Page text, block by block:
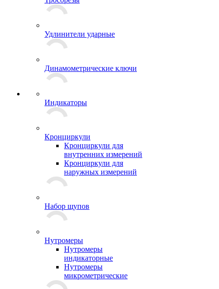
Удлинители ударные
Динамометрические ключи
Индикаторы
Кронциркули
Кронциркули для
внутренних измерений
Кронциркули для
наружных измерений
Набор щупов
Нутромеры
Нутромеры
индикаторные
Нутромеры
микрометрические